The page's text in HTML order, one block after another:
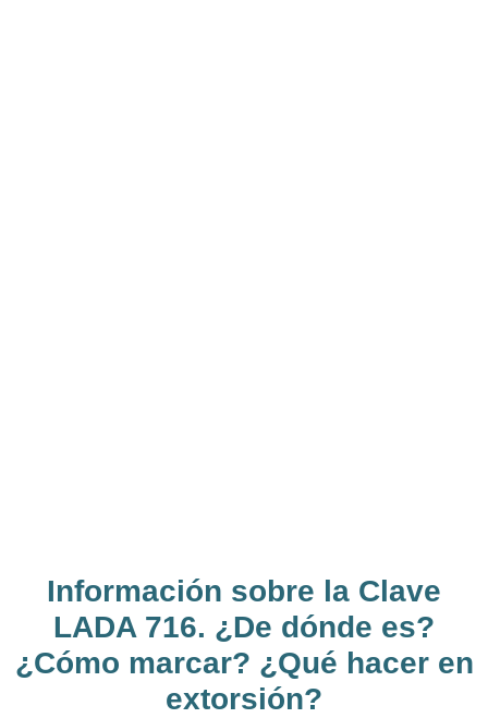
Información sobre la Clave
LADA 716. ¿De dónde es?
¿Cómo marcar? ¿Qué hacer en
extorsión?